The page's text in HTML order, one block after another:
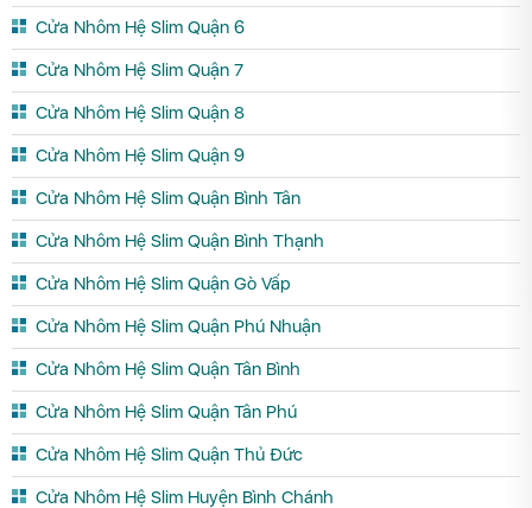
Cửa Nhôm Hệ Slim Quận 6
Cửa Nhôm Hệ Slim Quận 7
Cửa Nhôm Hệ Slim Quận 8
Cửa Nhôm Hệ Slim Quận 9
Cửa Nhôm Hệ Slim Quận Bình Tân
Cửa Nhôm Hệ Slim Quận Bình Thạnh
Cửa Nhôm Hệ Slim Quận Gò Vấp
Cửa Nhôm Hệ Slim Quận Phú Nhuận
Cửa Nhôm Hệ Slim Quận Tân Bình
Cửa Nhôm Hệ Slim Quận Tân Phú
Cửa Nhôm Hệ Slim Quận Thủ Đức
Cửa Nhôm Hệ Slim Huyện Bình Chánh